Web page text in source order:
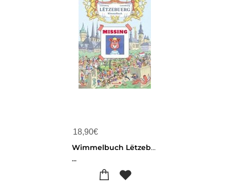
18,90€
Wimmelbuch Lëtzebuerg Luxemburg Luxembourg
...